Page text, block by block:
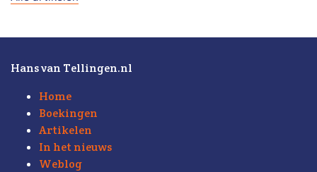
Hans van Tellingen.nl
Home
Boekingen
Artikelen
In het nieuws
Weblog